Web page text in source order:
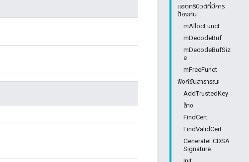
แอตทริบิวต์ที่มีการ
ป้องกัน
mAllocFunct
mDecodeBuf
mDecodeBufSiz
e
mFreeFunct
ฟังก์ชันสาธารณะ
AddTrustedKey
ล้าง
FindCert
FindValidCert
GenerateECDSA
Signature